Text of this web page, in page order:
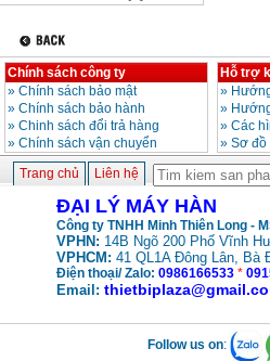
Chính sách công ty
» Chính sách bảo mật
» Chính sách bảo hành
» Chinh sách đổi trả hàng
» Chính sách vận chuyển
Hỗ trợ
»
»
» Các
» Sơ
Trang chủ Liên hệ
ĐẠI LÝ MÁY HÀN
Công ty TNHH Minh Thiên Long -
VPHN: 14B Ngõ 200 Phố Vĩnh
VPHCM: 41 QL1A Đông Lân, Bà
Điện thoại/ Zalo: 0986166533 *
Email:
Follow us on: